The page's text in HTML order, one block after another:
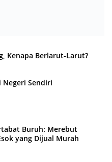
Kenapa Berlarut-Larut?
Sendiri
Buruh: Merebut
yang Dijual Murah